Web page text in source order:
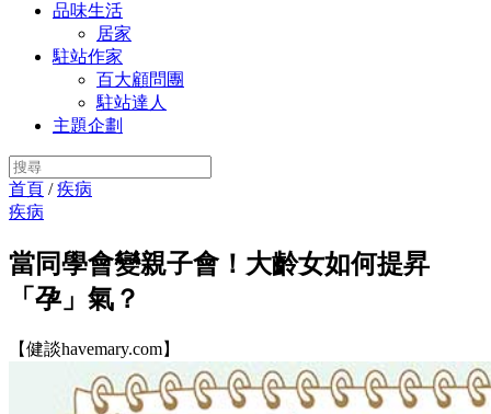
品味生活
居家
駐站作家
百大顧問團
駐站達人
主題企劃
首頁 /疾病
疾病
當同學會變親子會！大齡女如何提昇
「孕」氣？
【健談havemary.com】